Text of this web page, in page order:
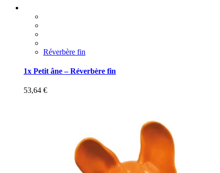
Réverbère fin
1x Petit âne – Réverbère fin
53,64 €